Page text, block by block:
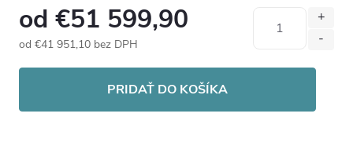
od €51 599,90
od €41 951,10 bez DPH
PRIDAŤ DO KOŠÍKA